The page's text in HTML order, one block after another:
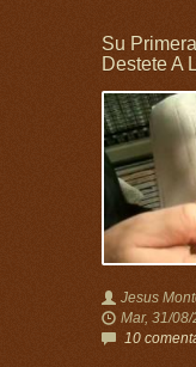
Su
Destete A
Jesus
Mar, 31/
10